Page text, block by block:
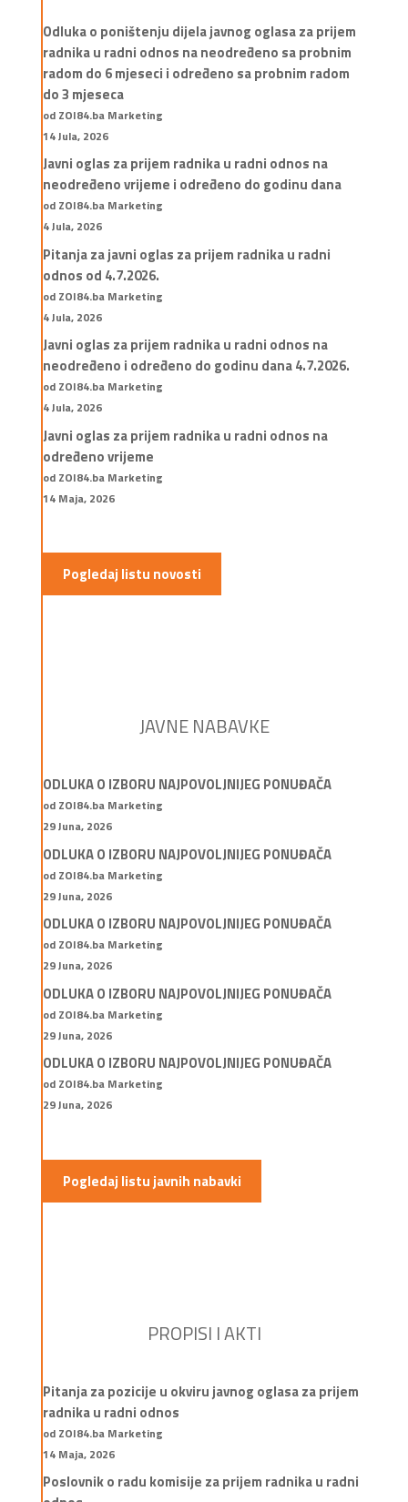
Odluka o poništenju dijela javnog oglasa za prijem
radnika u radni odnos na neodređeno sa probnim
radom do 6 mjeseci i određeno sa probnim radom
do 3 mjeseca
od ZOI84.ba Marketing
14 Jula, 2026
Javni oglas za prijem radnika u radni odnos na
neodređeno vrijeme i određeno do godinu dana
od ZOI84.ba Marketing
4 Jula, 2026
Pitanja za javni oglas za prijem radnika u radni
odnos od 4.7.2026.
od ZOI84.ba Marketing
4 Jula, 2026
Javni oglas za prijem radnika u radni odnos na
neodređeno i određeno do godinu dana 4.7.2026.
od ZOI84.ba Marketing
4 Jula, 2026
Javni oglas za prijem radnika u radni odnos na
određeno vrijeme
od ZOI84.ba Marketing
14 Maja, 2026
Pogledaj listu novosti
JAVNE NABAVKE
ODLUKA O IZBORU NAJPOVOLJNIJEG PONUĐAČA
od ZOI84.ba Marketing
29 Juna, 2026
ODLUKA O IZBORU NAJPOVOLJNIJEG PONUĐAČA
od ZOI84.ba Marketing
29 Juna, 2026
ODLUKA O IZBORU NAJPOVOLJNIJEG PONUĐAČA
od ZOI84.ba Marketing
29 Juna, 2026
ODLUKA O IZBORU NAJPOVOLJNIJEG PONUĐAČA
od ZOI84.ba Marketing
29 Juna, 2026
ODLUKA O IZBORU NAJPOVOLJNIJEG PONUĐAČA
od ZOI84.ba Marketing
29 Juna, 2026
Pogledaj listu javnih nabavki
PROPISI I AKTI
Pitanja za pozicije u okviru javnog oglasa za prijem
radnika u radni odnos
od ZOI84.ba Marketing
14 Maja, 2026
Poslovnik o radu komisije za prijem radnika u radni